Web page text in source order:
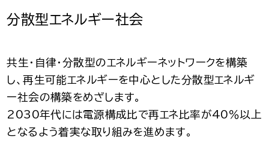
分散型エネルギー社会
共生・自律・分散型のエネルギーネットワークを構築
し、再生可能エネルギーを中心とした分散型エネルギ
ー社会の構築をめざします。
2030年代には電源構成比で再エネ比率が40％以上
となるよう着実な取り組みを進めます。